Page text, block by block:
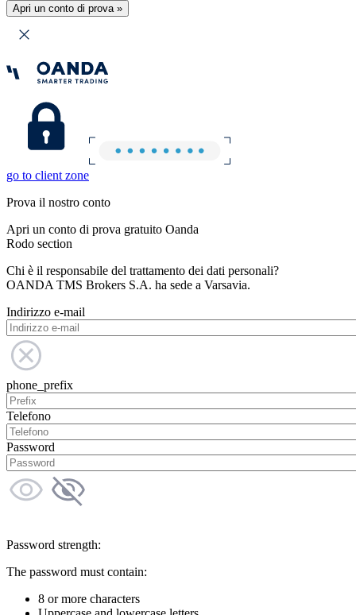
Apri un conto di prova »
go to client zone
Prova il nostro conto
Apri un conto di prova gratuito Oanda
Rodo section
Chi è il responsabile del trattamento dei dati personali?
OANDA TMS Brokers S.A. ha sede a Varsavia.
Indirizzo e-mail
phone_prefix
Telefono
Password
Password strength:
The password must contain:
8 or more characters